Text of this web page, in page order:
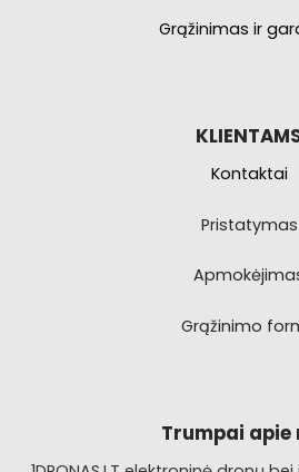
Grąžinimas ir
Kontaktai
Pristatymas
Grąžinimo
Trumpai apie